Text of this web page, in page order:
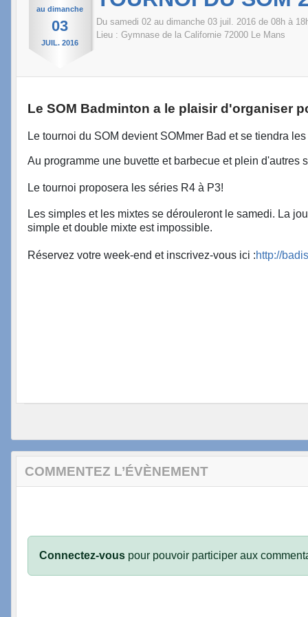
au dimanche
03
JUIL. 2016
Du samedi 02 au dimanche 03 juil. 2016 de 08h à
Lieu : Gymnase de la Californie 72000 Le Mans
Le SOM Badminton a le plaisir d'organiser
Le tournoi du SOM devient SOMmer Bad et se tiendra
Au programme une buvette et barbecue et plein d'autres
Le tournoi proposera les séries R4 à P3!
Les simples et les mixtes se dérouleront le samedi. La
simple et double mixte est impossible.
Réservez votre week-end et inscrivez-vous ici :http://
COMMENTEZ L’ÉVÈNEMENT
Connectez-vous pour pouvoir participer aux